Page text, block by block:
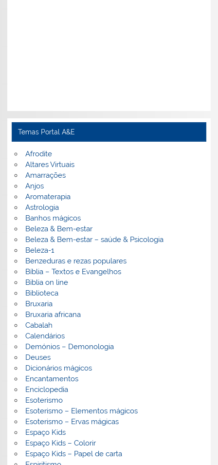
Temas Portal A&E
Afrodite
Altares Virtuais
Amarrações
Anjos
Aromaterapia
Astrologia
Banhos mágicos
Beleza & Bem-estar
Beleza & Bem-estar – saúde & Psicologia
Beleza-1
Benzeduras e rezas populares
Bíblia – Textos e Evangelhos
Biblia on line
Biblioteca
Bruxaria
Bruxaria africana
Cabalah
Calendários
Demónios – Demonologia
Deuses
Dicionários mágicos
Encantamentos
Enciclopedia
Esoterismo
Esoterismo – Elementos mágicos
Esoterismo – Ervas mágicas
Espaço Kids
Espaço Kids – Colorir
Espaço Kids – Papel de carta